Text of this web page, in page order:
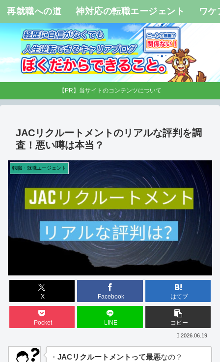
再就職への道 神対応の転職エージェント ワケ
【PR】当サイトのコンテンツについて
JACリクルートメントのリアルな評判を調
査！悪い噂は本当？
転職・就職エージェント
X Facebook はてブ
Pocket LINE コピー
2026.06.19
・ JACリクルートメントって最悪なの？